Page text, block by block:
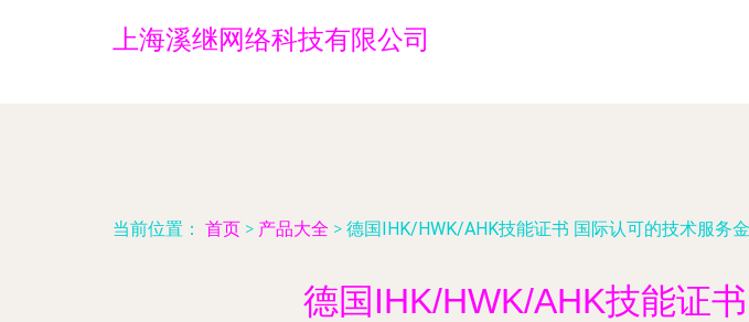
上海溪继网络科技有限公司
当前位置： 首页 > 产品大全 > 德国IHK/HWK/AHK技能证书 国际认可的技术服务
德国IHK/HWK/AHK技能证